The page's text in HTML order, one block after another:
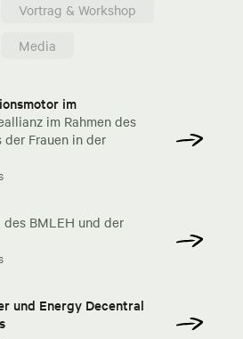
Vortrag & Workshop
Media
im
im Rahmen des
der Frauen in der
des BMLEH und der
und Energy Decentral